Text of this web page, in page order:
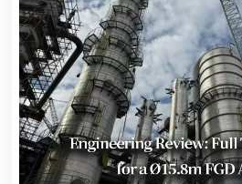
本語
국의